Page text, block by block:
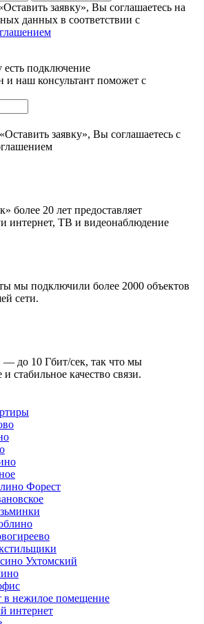
заявку», Вы соглашаетесь на
данных в соответствии с
есть подключение
и наш консультант поможет с
заявку», Вы соглашаетесь с
более 20 лет предоставляет
интернет, ТВ и видеонаблюдение
мы подключили более 2000 объектов
сети.
— до 10 Гбит/сек, так что мы
стабильное качество связи.
Форест
Ухтомский
в нежилое помещение
интернет